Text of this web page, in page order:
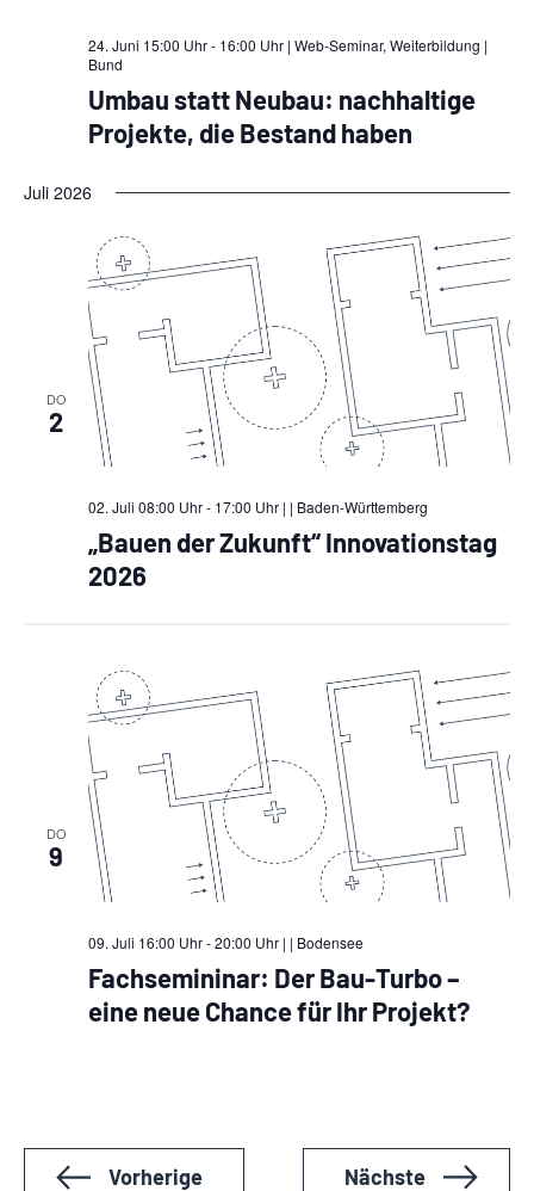
24. Juni 15:00 Uhr - 16:00 Uhr | Web-Seminar, Weiterbildung |
Bund
Umbau statt Neubau: nachhaltige
Projekte, die Bestand haben
Juli 2026
DO
2
02. Juli 08:00 Uhr - 17:00 Uhr | | Baden-Württemberg
„Bauen der Zukunft“ Innovationstag
2026
DO
9
09. Juli 16:00 Uhr - 20:00 Uhr | | Bodensee
Fachsemininar: Der Bau-Turbo –
eine neue Chance für Ihr Projekt?
VorherigeVeranstaltungenNächste